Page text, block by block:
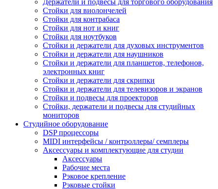
Держатели и подвесы для торгового оборудования
Стойки для виолончелей
Стойки для контрабаса
Стойки для нот и книг
Стойки для ноутбуков
Стойки и держатели для духовых инструментов
Стойки и держатели для наушников
Стойки и держатели для планшетов, телефонов,
электронных книг
Стойки и держатели для скрипки
Стойки и держатели для телевизоров и экранов
Стойки и подвесы для проекторов
Стойки, держатели и подвесы для студийных
мониторов
Студийное оборудование
DSP процессоры
MIDI интерфейсы / контроллеры/ семплеры
Аксессуары и комплектующие для студии
Аксессуары
Рабочие места
Рэковое крепление
Рэковые стойки